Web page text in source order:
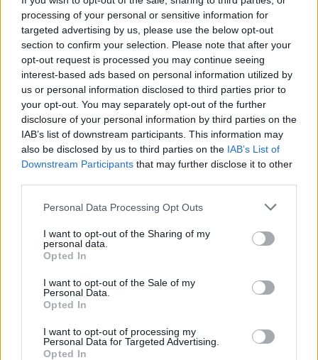
processing of your personal or sensitive information for
targeted advertising by us, please use the below opt-out
section to confirm your selection. Please note that after your
opt-out request is processed you may continue seeing
interest-based ads based on personal information utilized by
us or personal information disclosed to third parties prior to
your opt-out. You may separately opt-out of the further
disclosure of your personal information by third parties on the
IAB’s list of downstream participants. This information may
also be disclosed by us to third parties on the IAB’s List of
Downstream Participants that may further disclose it to other
Personal Data Processing Opt Outs
I want to opt-out of the Sharing of my
personal data.
Opted In
I want to opt-out of the Sale of my
Personal Data.
Opted In
I want to opt-out of processing my
Personal Data for Targeted Advertising.
Opted In
Αθλητισμός
Ο Άλεξ Χόνολντ σκαρφαλώνει το Taipei 101
– Live στο Netflix το πιο ριψοκίνδυνο event
του 2026
01.10.25
Ο θρυλικός free solo αναρριχητής ετοιμάζεται να ανέβει χωρίς
σχοινιά στον ουρανοξύστη-σύμβολο της Ταϊβάν, σε ένα δίωρο
live τηλεοπτικό υπερθέαμα του Netflix με τίτλο Skyscraper